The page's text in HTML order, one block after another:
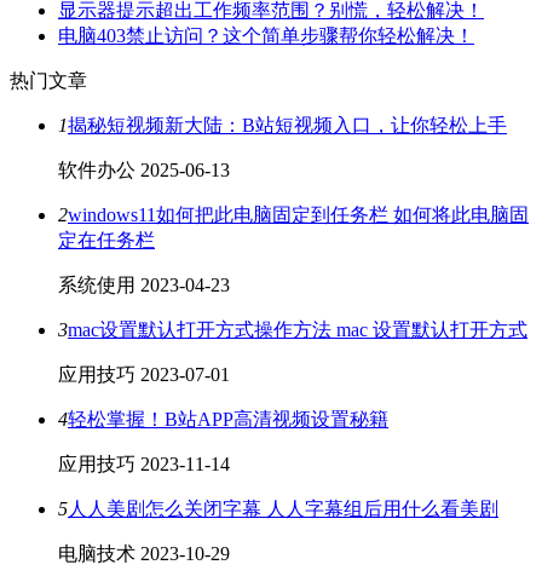
显示器提示超出工作频率范围？别慌，轻松解决！
电脑403禁止访问？这个简单步骤帮你轻松解决！
热门文章
1揭秘短视频新大陆：B站短视频入口，让你轻松上手
软件办公 2025-06-13
2windows11如何把此电脑固定到任务栏 如何将此电脑固
定在任务栏
系统使用 2023-04-23
3mac设置默认打开方式操作方法 mac 设置默认打开方式
应用技巧 2023-07-01
4轻松掌握！B站APP高清视频设置秘籍
应用技巧 2023-11-14
5人人美剧怎么关闭字幕 人人字幕组后用什么看美剧
电脑技术 2023-10-29